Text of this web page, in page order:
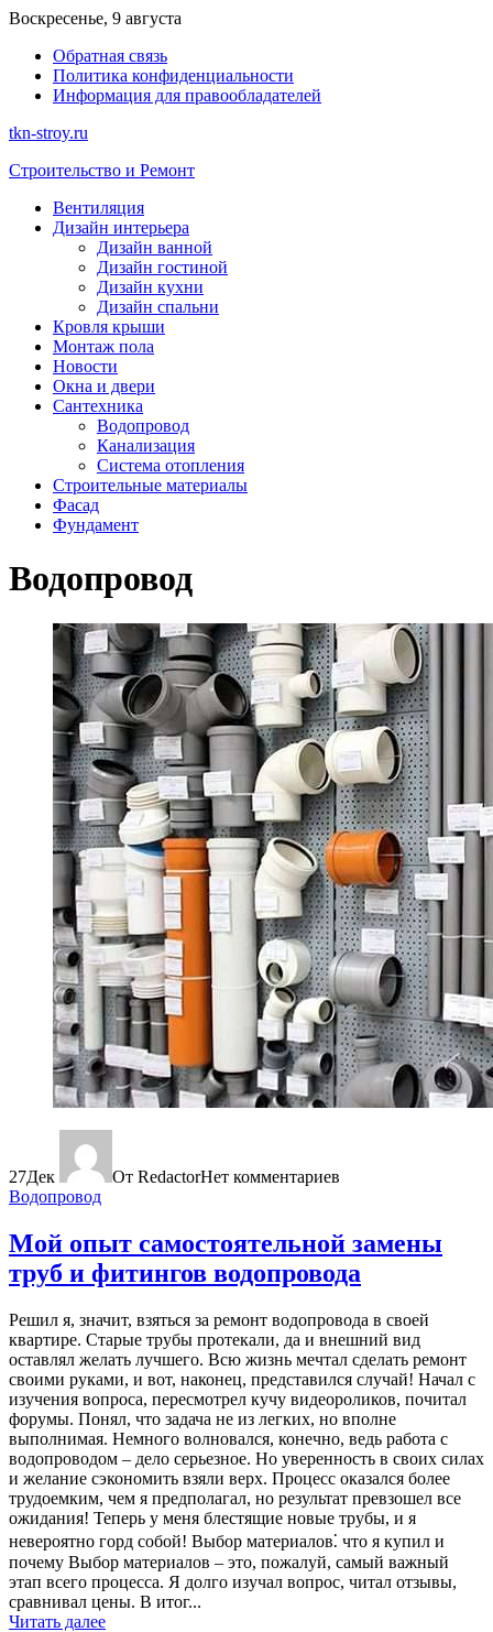
Перейти
содержимому
Воскресенье, 9 августа
Обратная связь
Политика конфиденциальности
Информация для правообладателей
tkn-stroy.ru
Строительство и Ремонт
Вентиляция
Дизайн интерьера
Дизайн ванной
Дизайн гостиной
Дизайн кухни
Дизайн спальни
Кровля крыши
Монтаж пола
Новости
Окна и двери
Сантехника
Водопровод
Канализация
Система отопления
Строительные материалы
Фасад
Фундамент
Водопровод
27Дек От RedactorНет комментариев
Водопровод
Мой опыт самостоятельной замены
труб и фитингов водопровода
Решил я, значит, взяться за ремонт водопровода в своей
квартире. Старые трубы протекали, да и внешний вид
оставлял желать лучшего. Всю жизнь мечтал сделать ремонт
своими руками, и вот, наконец, представился случай! Начал с
изучения вопроса, пересмотрел кучу видеороликов, почитал
форумы. Понял, что задача не из легких, но вполне
выполнимая. Немного волновался, конечно, ведь работа с
водопроводом – дело серьезное. Но уверенность в своих силах
и желание сэкономить взяли верх. Процесс оказался более
трудоемким, чем я предполагал, но результат превзошел все
ожидания! Теперь у меня блестящие новые трубы, и я
невероятно горд собой! Выбор материалов⁚ что я купил и
почему Выбор материалов – это, пожалуй, самый важный
этап всего процесса. Я долго изучал вопрос, читал отзывы,
сравнивал цены. В итог...
Читать далее